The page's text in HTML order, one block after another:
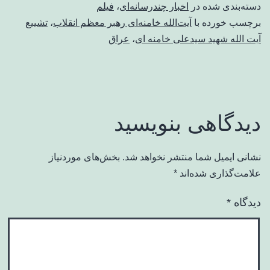
دسته‌بندی شده در
اخبار چندرسانه‌ای، فیلم
برچسب خورده با آیت‌الله خامنه‌ای رهبر معظم انقلاب، تشییع
آیت الله شهید سیدعلی خامنه ای، عراق
دیدگاهی بنویسید
نشانی ایمیل شما منتشر نخواهد شد. بخش‌های موردنیاز
علامت‌گذاری شده‌اند *
دیدگاه *